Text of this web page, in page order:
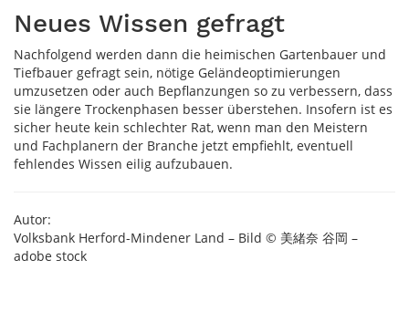
Neues Wissen gefragt
Nachfolgend werden dann die heimischen Gartenbauer und
Tiefbauer gefragt sein, nötige Geländeoptimierungen
umzusetzen oder auch Bepflanzungen so zu verbessern, dass
sie längere Trockenphasen besser überstehen. Insofern ist es
sicher heute kein schlechter Rat, wenn man den Meistern
und Fachplanern der Branche jetzt empfiehlt, eventuell
fehlendes Wissen eilig aufzubauen.
Autor:
Volksbank Herford-Mindener Land – Bild © 美緒奈 谷岡 –
adobe stock